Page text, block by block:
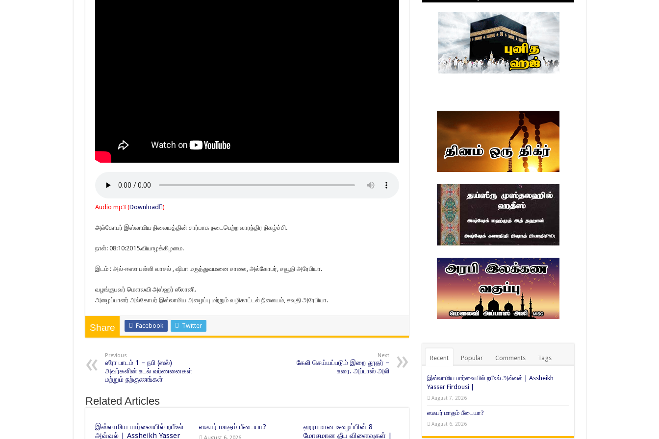
Audio mp3 (Download )
அல்கோபர் இஸ்லாமிய நிலையத்தின் சார்பாக நடைபெற்ற வாரந்திர நிகழ்ச்சி.
நாள்: 08:10:2015.வியாழக்கிழமை.
இடம் : அல்-ஈஸா பள்ளி வாசல் , ஷிபா மருத்துவமனை சாலை, அல்கோபர், சவூதி அரேபியா.
வழங்குபவர் மௌலவி அஸ்ஹர் ஸீலானி.
அழைப்பாளர் அல்கோபர் இஸ்லாமிய அழைப்பு மற்றும் வழிகாட்டல் நிலையம், சவுதி அரேபியா.
Share Facebook Twitter
Previous
ஸீரா பாடம் 1 – நபி (ஸல்)
அவர்களின் உடல் வர்ணனைகள்
மற்றும் நற்குணங்கள்
Next
கேலி செய்யப்படும் இறை தூதர் –
உரை. அப்பாஸ் அலி
Related Articles
இஸ்லாமிய பார்வையில் றபீஉல்
அவ்வல் | Assheikh Yasser
ஸஃபர் மாதம் பீடையா?
ஹராமான உழைப்பின் 8
மோசமான தீய விளைவுகள் |
Recent Popular Comments Tags
இஸ்லாமிய பார்வையில் றபீஉல் அவ்வல் | Assheikh
Yasser Firdousi |
August 7, 2026
ஸஃபர் மாதம் பீடையா?
August 6, 2026